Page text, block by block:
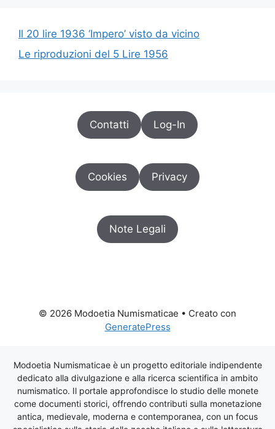
Il 20 lire 1936 ‘Impero’ visto da vicino
Le riproduzioni del 5 Lire 1956
Contatti Log-In
Cookies Privacy
Note Legali
© 2026 Modoetia Numismaticae • Creato con
GeneratePress
Modoetia Numismaticae è un progetto editoriale indipendente
dedicato alla divulgazione e alla ricerca scientifica in ambito
numismatico. Il portale approfondisce lo studio delle monete
come documenti storici, offrendo contributi sulla monetazione
antica, medievale, moderna e contemporanea, con un focus